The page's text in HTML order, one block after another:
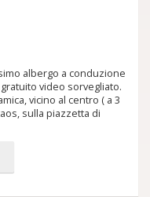
albergo a conduzione
video sorvegliato.
vicino al centro ( a 3
sulla piazzetta di